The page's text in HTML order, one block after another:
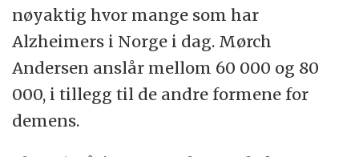
nøyaktig hvor mange som har
Alzheimers i Norge i dag. Mørch
Andersen anslår mellom 60 000 og 80
000, i tillegg til de andre formene for
demens.